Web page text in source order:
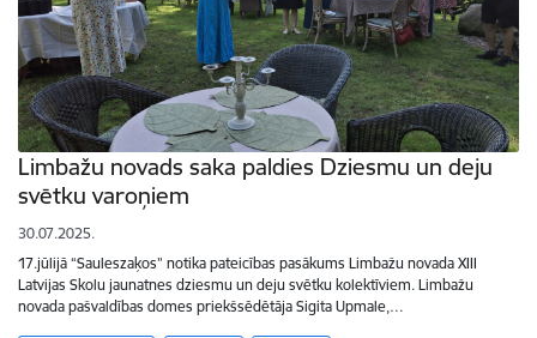
Limbažu novads saka paldies Dziesmu un deju
svētku varoņiem
30.07.2025.
17.jūlijā “Sauleszaķos” notika pateicības pasākums Limbažu novada XIII
Latvijas Skolu jaunatnes dziesmu un deju svētku kolektīviem. Limbažu
novada pašvaldības domes priekšsēdētāja Sigita Upmale,…